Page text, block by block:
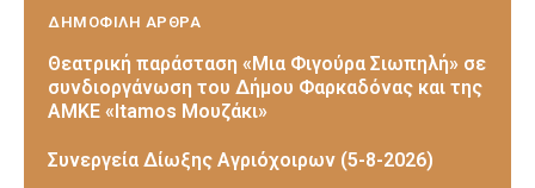
ΔΗΜΟΦΙΛΗ ΑΡΘΡΑ
Θεατρική παράσταση «Μια Φιγούρα Σιωπηλή» σε
συνδιοργάνωση του Δήμου Φαρκαδόνας και της
ΑΜΚΕ «Itamos Μουζάκι»
Συνεργεία Δίωξης Αγριόχοιρων (5-8-2026)